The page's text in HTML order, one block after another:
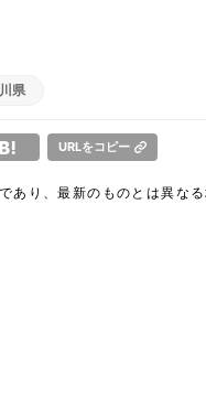
県
URLをコピー
あり、最新のものとは異な